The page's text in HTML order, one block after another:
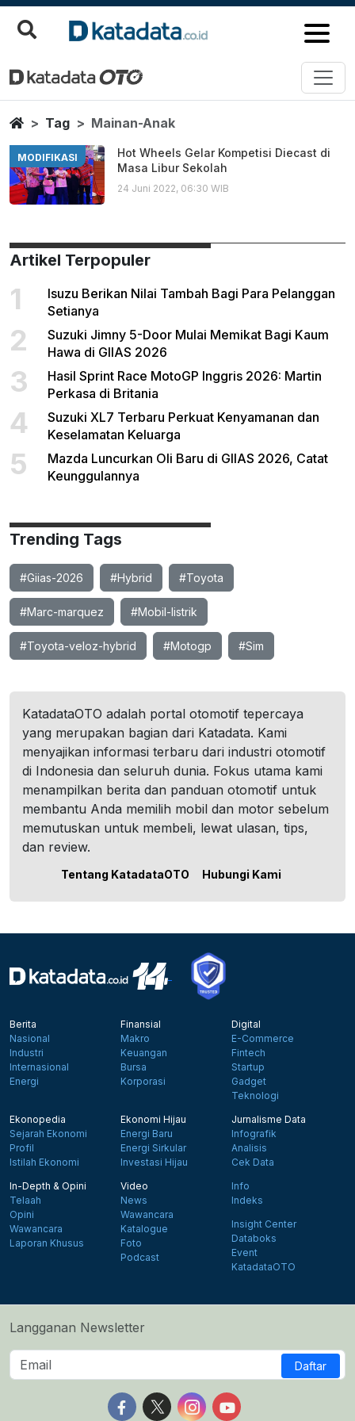
Mainan Anak
Berita Terbaru
HomeTag Mainan-Anak
MODIFIKASI
Hot Wheels Gelar Kompetisi Diecast di
Masa Libur Sekolah
24 Juni 2022, 06:30 WIB
Artikel Terpopuler
1
Isuzu Berikan Nilai Tambah Bagi Para Pelanggan
Setianya
2
Suzuki Jimny 5-Door Mulai Memikat Bagi Kaum
Hawa di GIIAS 2026
3
Hasil Sprint Race MotoGP Inggris 2026: Martin
Perkasa di Britania
4
Suzuki XL7 Terbaru Perkuat Kenyamanan dan
Keselamatan Keluarga
5
Mazda Luncurkan Oli Baru di GIIAS 2026, Catat
Keunggulannya
Trending Tags
#Giias-2026 #Hybrid #Toyota
#Marc-marquez #Mobil-listrik
#Toyota-veloz-hybrid #Motogp #Sim
KatadataOTO adalah portal otomotif tepercaya
yang merupakan bagian dari Katadata. Kami
menyajikan informasi terbaru dari industri otomotif
di Indonesia dan seluruh dunia. Fokus utama kami
menampilkan berita dan panduan otomotif untuk
membantu Anda memilih mobil dan motor sebelum
memutuskan untuk membeli, lewat ulasan, tips,
dan review.
Tentang KatadataOTO Hubungi Kami
Berita
Nasional
Industri
Internasional
Energi
Finansial
Makro
Keuangan
Bursa
Korporasi
Digital
E-Commerce
Fintech
Startup
Gadget
Teknologi
Ekonopedia
Sejarah Ekonomi
Profil
Istilah Ekonomi
Ekonomi Hijau
Energi Baru
Energi Sirkular
Investasi Hijau
Jurnalisme Data
Infografik
Analisis
Cek Data
In-Depth & Opini
Telaah
Opini
Wawancara
Laporan Khusus
Video
News
Wawancara
Katalogue
Foto
Podcast
Info
Indeks
Insight Center
Databoks
Event
KatadataOTO
Langganan Newsletter
Daftar
Follow us on Facebook
Follow us on X
Follow us on Instagram
Follow us on